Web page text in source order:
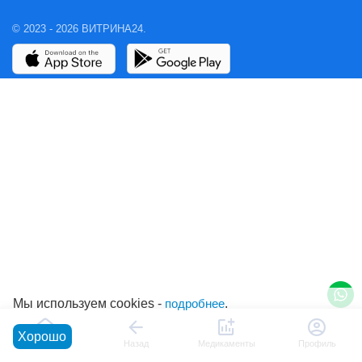
© 2023 - 2026 ВИТРИНА24.
Главная Назад Медикаменты Профиль
Мы используем cookies - подробнее.
Хорошо